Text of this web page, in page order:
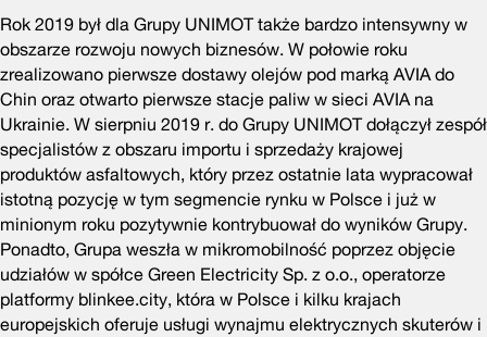
Rok 2019 był dla Grupy UNIMOT także bardzo intensywny w
obszarze rozwoju nowych biznesów. W połowie roku
zrealizowano pierwsze dostawy olejów pod marką AVIA do
Chin oraz otwarto pierwsze stacje paliw w sieci AVIA na
Ukrainie. W sierpniu 2019 r. do Grupy UNIMOT dołączył zespół
specjalistów z obszaru importu i sprzedaży krajowej
produktów asfaltowych, który przez ostatnie lata wypracował
istotną pozycję w tym segmencie rynku w Polsce i już w
minionym roku pozytywnie kontrybuował do wyników Grupy.
Ponadto, Grupa weszła w mikromobilność poprzez objęcie
udziałów w spółce Green Electricity Sp. z o.o., operatorze
platformy blinkee.city, która w Polsce i kilku krajach
europejskich oferuje usługi wynajmu elektrycznych skuterów i